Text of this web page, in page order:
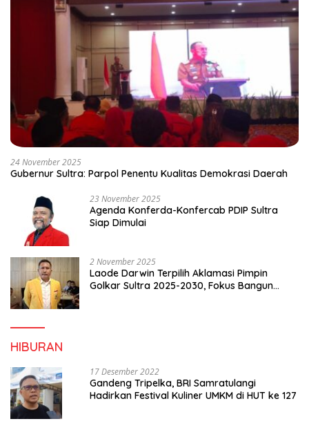
24 November 2025
Gubernur Sultra: Parpol Penentu Kualitas Demokrasi Daerah
23 November 2025
Agenda Konferda-Konfercab PDIP Sultra
Siap Dimulai
2 November 2025
Laode Darwin Terpilih Aklamasi Pimpin
Golkar Sultra 2025-2030, Fokus Bangun
HIBURAN
17 Desember 2022
Gandeng Tripelka, BRI Samratulangi
Hadirkan Festival Kuliner UMKM di HUT ke 127